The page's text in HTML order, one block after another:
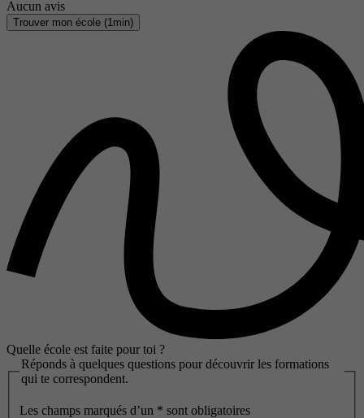
Aucun avis
Trouver mon école (1min)
Quelle école est faite pour toi ?
Réponds à quelques questions pour découvrir les formations
qui te correspondent.
Les champs marqués d’un * sont obligatoires